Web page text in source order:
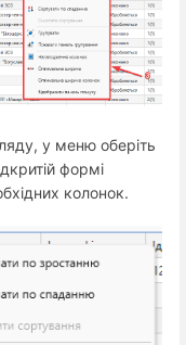
у меню оберіть
формі
колонок.